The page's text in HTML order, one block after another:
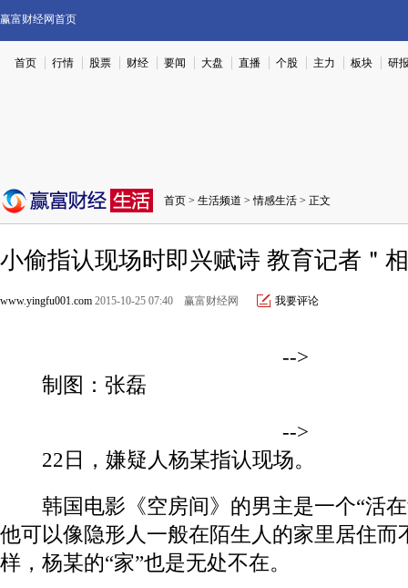
赢富财经网首页
首页 行情 股票 财经 要闻 大盘 直播 个股 主力 板块 研
首页 > 生活频道 >情感生活 > 正文
小偷指认现场时即兴赋诗 教育记者＂
www.yingfu001.com 2015-10-25 07:40 赢富财经网 我要评论
-->
制图：张磊
-->
22日，嫌疑人杨某指认现场。
韩国电影《空房间》的男主是一个“活在
他可以像隐形人一般在陌生人的家里居住而
样，杨某的“家”也是无处不在。